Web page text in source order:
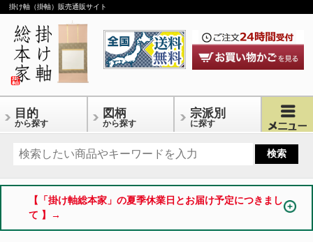
掛け軸（掛軸）販売通販サイト
目的
から探す
図柄
から探す
宗派別
に探す
【「掛け軸総本家」の夏季休業日とお届け予定につきまし
て 】→